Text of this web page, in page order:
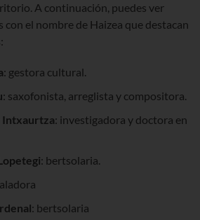
A continuación, puedes ver
con el nombre de Haizea que destacan
: gestora cultural.
: saxofonista, arreglista y compositora.
Intxaurtza: investigadora y doctora en
: bertsolaria.
: bertsolaria